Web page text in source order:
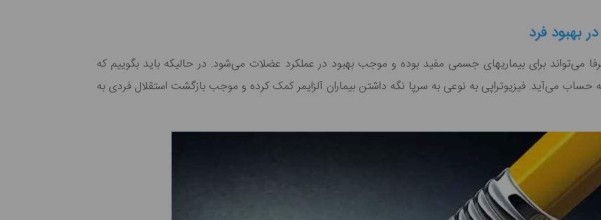
بهبود فرد
بسیاری از افراد در جامعه تصور می‎کنند که فیزیوتراپی صرفا می‌تواند برای بیماری‎های جسمی مفید بوده و موجب بهبود در عملکرد عضلات می‌‎شود. در حالیکه باید بگوییم که
حساب می‌آید. فیزیوتراپی به نوعی به سرپا نگه داشتن بیماران آلزایمر کمک کرده و موجب بازگشت استقلال فردی به